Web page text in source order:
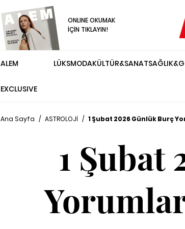
ONLINE OKUMAK
İÇİN TIKLAYIN!
ALEM
EXCLUSIVE
LÜKSMODAKÜLTÜR&SANAT
Ana Sayfa / ASTROLOJİ / 1 Şubat 2026 Günlük Burç
1 Şubat